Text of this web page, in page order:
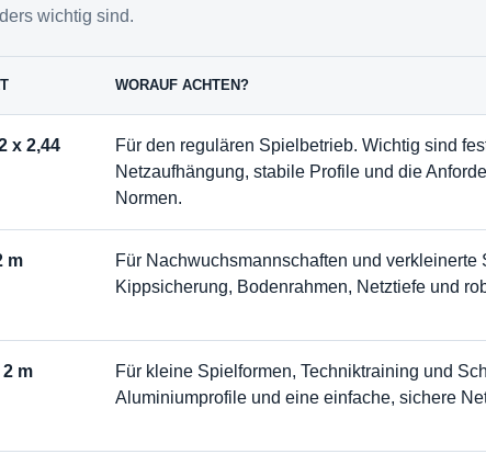
wichtig sind.
WORAUF ACHTEN?
x 2,44
Für den regulären Spielbetrieb. Wichtig sind
Netzaufhängung, stabile Profile und die
Normen.
m
Für Nachwuchsmannschaften und verkleinerte
Kippsicherung, Bodenrahmen, Netztiefe und
m
Für kleine Spielformen, Techniktraining und
Aluminiumprofile und eine einfache, sichere